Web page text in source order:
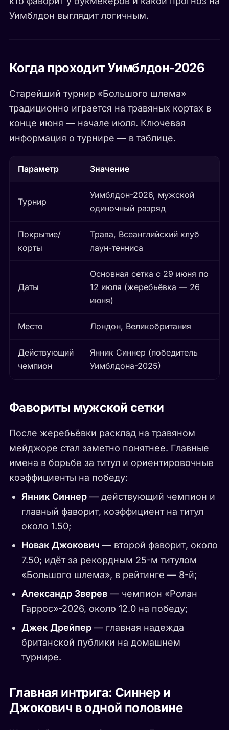
Уимблдон выглядит логичным.
Когда проходит Уимблдон-2026
Старейший турнир «Большого шлема»
традиционно играется на травяных кортах в
конце июня — начале июля. Ключевая
информация о турнире — в таблице.
Параметр Значение
Турнир
Уимблдон-2026, мужской
одиночный разряд
Покрытие/
корты
Трава, Всеанглийский клуб
лаун-тенниса
Даты
Основная сетка с 29 июня по
12 июля (жеребьёвка — 26
июня)
Место Лондон, Великобритания
Действующий
чемпион
Янник Синнер (победитель
Уимблдона-2025)
Фавориты мужской сетки
После жеребьёвки расклад на травяном
мейджоре стал заметно понятнее. Главные
имена в борьбе за титул и ориентировочные
коэффициенты на победу:
Янник Синнер— действующий чемпион и
главный фаворит, коэффициент на титул
около 1.50;
Новак Джокович — второй фаворит, около
7.50; идёт за рекордным 25-м титулом
«Большого шлема», в рейтинге — 8-й;
Александр Зверев— чемпион «Ролан
Гаррос»-2026, около 12.0 на победу;
Джек Дрейпер— главная надежда
британской публики на домашнем
турнире.
Главная интрига: Синнер и
Джокович в одной половине